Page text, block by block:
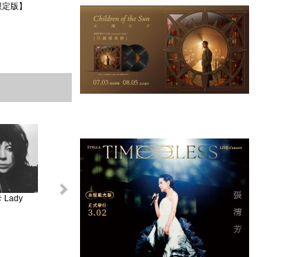
版】
Lady
怪奇比莉 BILLIE
蘿兒 Lorde _ 聖女
莎賓娜卡本特
Sabrina ...